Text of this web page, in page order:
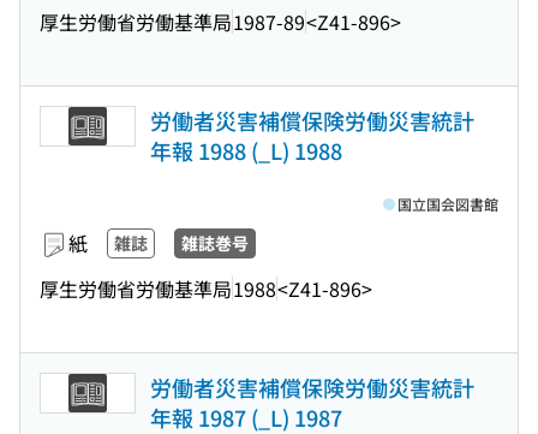
厚生労働省労働基準局1987-89<Z41-896>
労働者災害補償保険労働災害統計
年報 1988 (_L) 1988
紙 雑誌 雑誌巻号
厚生労働省労働基準局1988<Z41-896>
国立国会図書館
労働者災害補償保険労働災害統計
年報 1987 (_L) 1987